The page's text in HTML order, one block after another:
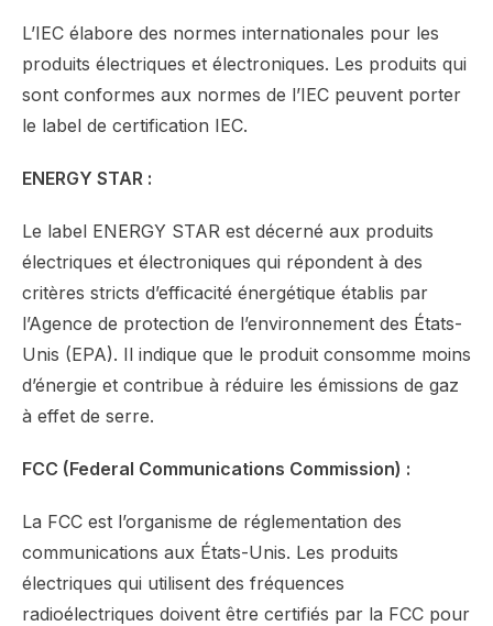
L’IEC élabore des normes internationales pour les
produits électriques et électroniques. Les produits qui
sont conformes aux normes de l’IEC peuvent porter
le label de certification IEC.
ENERGY STAR :
Le label ENERGY STAR est décerné aux produits
électriques et électroniques qui répondent à des
critères stricts d’efficacité énergétique établis par
l’Agence de protection de l’environnement des États-
Unis (EPA). Il indique que le produit consomme moins
d’énergie et contribue à réduire les émissions de gaz
à effet de serre.
FCC (Federal Communications Commission) :
La FCC est l’organisme de réglementation des
communications aux États-Unis. Les produits
électriques qui utilisent des fréquences
radioélectriques doivent être certifiés par la FCC pour